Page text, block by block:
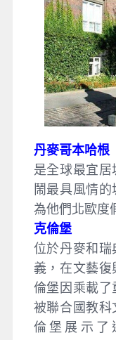
丹麥哥本哈根
是全球最宜
鬧最具風情
為他們北歐度
克倫堡
位於丹麥和
義，在文藝
倫堡因乘載了
被聯合國教科
倫堡展示了